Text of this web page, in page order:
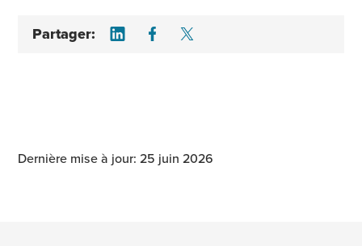
Partager: Share on LinkedIn
Share on Facebook
Dernière mise à jour: 25 juin 2026